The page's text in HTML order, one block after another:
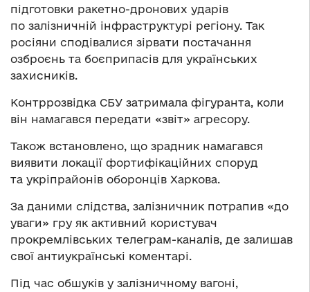
підготовки ракетно-дронових ударів
по залізничній інфраструктурі регіону. Так
росіяни сподівалися зірвати постачання
озброєнь та боєприпасів для українських
захисників.
Контррозвідка СБУ затримала фігуранта, коли
він намагався передати «звіт» агресору.
Також встановлено, що зрадник намагався
виявити локації фортифікаційних споруд
та укріпрайонів оборонців Харкова.
За даними слідства, залізничник потрапив «до
уваги» гру як активний користувач
прокремлівських телеграм-каналів, де залишав
свої антиукраїнські коментарі.
Під час обшуків у залізничному вагоні,